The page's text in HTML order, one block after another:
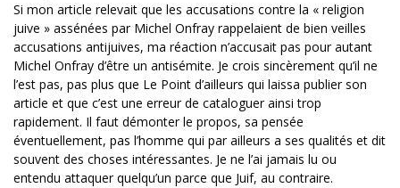
Si mon article relevait que les accusations contre la « religion
juive » assénées par Michel Onfray rappelaient de bien veilles
accusations antijuives, ma réaction n’accusait pas pour autant
Michel Onfray d’être un antisémite. Je crois sincèrement qu’il ne
l’est pas, pas plus que Le Point d’ailleurs qui laissa publier son
article et que c’est une erreur de cataloguer ainsi trop
rapidement. Il faut démonter le propos, sa pensée
éventuellement, pas l’homme qui par ailleurs a ses qualités et dit
souvent des choses intéressantes. Je ne l’ai jamais lu ou
entendu attaquer quelqu’un parce que Juif, au contraire.